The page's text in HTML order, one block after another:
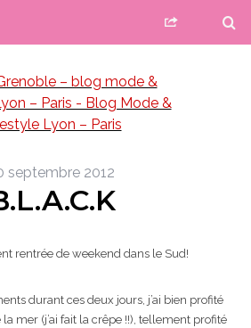
septembre 2012
rentrée de weekend dans le Sud!
durant ces deux jours, j’ai bien profité
mer (j’ai fait la crêpe !!), tellement profité